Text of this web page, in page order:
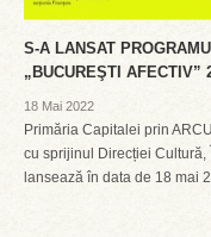
S-A LANSAT
„BUCUREŞTI AFECTIV”
18 Mai 2022
Primăria Capitalei prin
cu sprijinul Direcției Cultură,
lansează în data de 18 mai